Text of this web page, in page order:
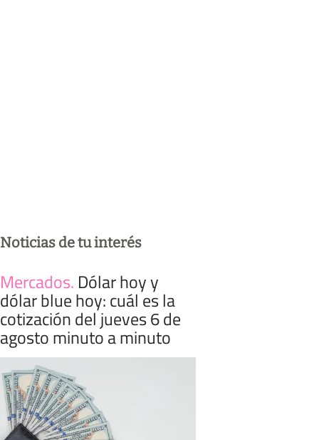
Noticias de tu interés
Mercados. Dólar hoy y
dólar blue hoy: cuál es la
cotización del jueves 6 de
agosto minuto a minuto